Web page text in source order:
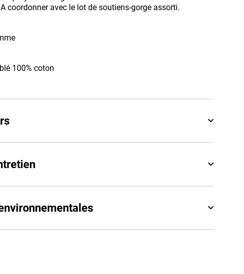
coordonner avec le lot de soutiens-gorge assorti.
100% coton